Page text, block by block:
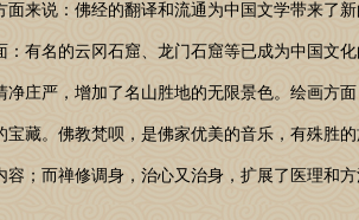
面来说：佛经的翻译和流通为中国文学带来了
：有名的云冈石窟、龙门石窟等已成为中国文
净庄严，增加了名山胜地的无限景色。绘画方
宝藏。佛教梵呗，是佛家优美的音乐，有殊胜
容；而禅修调身，治心又治身，扩展了医理和